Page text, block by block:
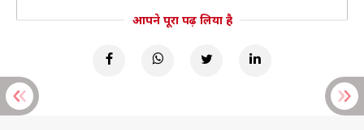
आपने पूरा पढ़ लिया है